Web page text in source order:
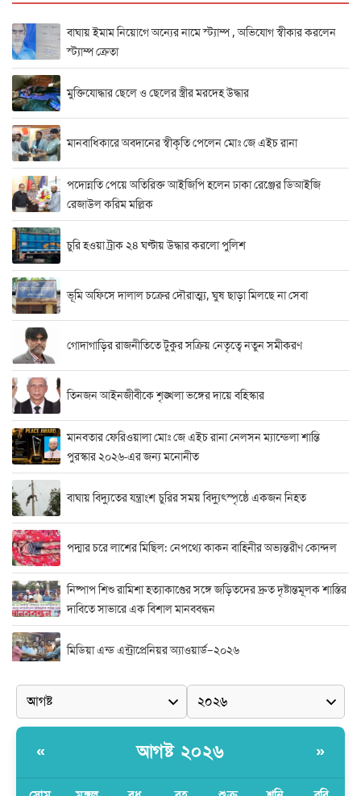
বাঘায় ইমাম নিয়োগে অন্যের নামে স্ট্যাম্প , অভিযোগ স্বীকার করলেন
স্ট্যাম্প ক্রেতা
মুক্তিযোদ্ধার ছেলে ও ছেলের স্ত্রীর মরদেহ উদ্ধার
মানবাধিকারে অবদানের স্বীকৃতি পেলেন মোঃ জে এইচ রানা
পদোন্নতি পেয়ে অতিরিক্ত আইজিপি হলেন ঢাকা রেঞ্জের ডিআইজি
রেজাউল করিম মল্লিক
চুরি হওয়া ট্রাক ২৪ ঘণ্টায় উদ্ধার করলো পুলিশ
ভূমি অফিসে দালাল চক্রের দৌরাত্ম্য, ঘুষ ছাড়া মিলছে না সেবা
গোদাগাড়ির রাজনীতিতে টুকুর সক্রিয় নেতৃত্বে নতুন সমীকরণ
তিনজন আইনজীবীকে শৃঙ্খলা ভঙ্গের দায়ে বহিস্কার
মানবতার ফেরিওয়ালা মোঃ জে এইচ রানা নেলসন ম্যান্ডেলা শান্তি
পুরস্কার ২০২৬-এর জন্য মনোনীত
বাঘায় বিদ্যুতের যন্ত্রাংশ চুরির সময় বিদ্যুৎস্পৃষ্ঠে একজন নিহত
পদ্মার চরে লাশের মিছিল: নেপথ্যে কাকন বাহিনীর অভ্যন্তরীণ কোন্দল
নিষ্পাপ শিশু রামিশা হত্যাকাণ্ডের সঙ্গে জড়িতদের দ্রুত দৃষ্টান্তমূলক শাস্তির
দাবিতে সাভারে এক বিশাল মানববন্ধন
মিডিয়া এন্ড এন্ট্রাপ্রেনিয়র অ্যাওয়ার্ড–২০২৬
র‍্যাবের বিশেষ অভিযান: বিদেশি পিস্তল, গুলি, মাদক ও নগদ অর্থ উদ্ধার,
দুর্নীতি ও অনিয়মের অভিযোগে অভিযুক্ত সাব-রেজিস্ট্রার মো. জাকির
« আগষ্ট ২০২৬ »